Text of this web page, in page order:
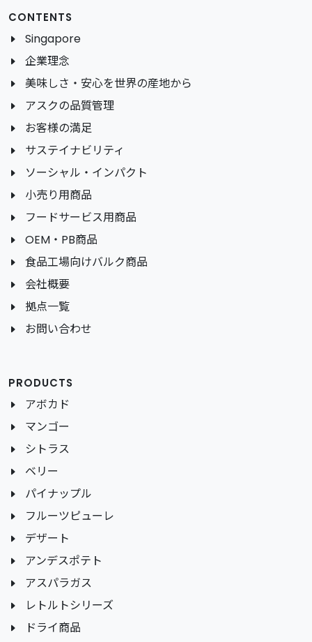
CONTENTS
Singapore
企業理念
美味しさ・安心を世界の産地から
アスクの品質管理
お客様の満足
サステイナビリティ
ソーシャル・インパクト
小売り用商品
フードサービス用商品
OEM・PB商品
食品工場向けバルク商品
会社概要
拠点一覧
お問い合わせ
PRODUCTS
アボカド
マンゴー
シトラス
ベリー
パイナップル
フルーツピューレ
デザート
アンデスポテト
アスパラガス
レトルトシリーズ
ドライ商品